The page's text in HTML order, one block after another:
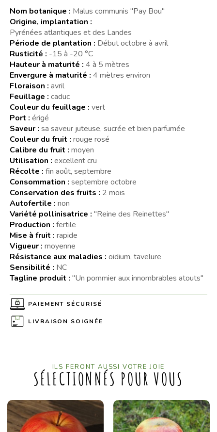
Nom botanique : Malus communis "Pay Bou"
Origine, implantation :
Pyrénées atlantiques et des Landes
Période de plantation : Début octobre à avril
Rusticité : -15 à -20 °C
Hauteur à maturité : 4 à 5 mètres
Envergure à maturité : 4 mètres environ
Floraison : avril
Feuillage : caduc
Couleur du feuillage : vert
Port : érigé
Saveur : sa saveur juteuse, sucrée et bien parfumée
Couleur du fruit : rouge rosé
Calibre du fruit : moyen
Utilisation : excellent cru
Récolte : fin août, septembre
Consommation : septembre octobre
Conservation des fruits : 2 mois
Autofertile : non
Variété pollinisatrice : "Reine des Reinettes"
Production : fertile
Mise à fruit : rapide
Vigueur : moyenne
Résistance aux maladies : oidium, tavelure
Sensibilité : NC
Tagline produit : "Un pommier aux innombrables atouts"
PAIEMENT SÉCURISÉ
LIVRAISON SOIGNÉE
ILS FERONT AUSSI VOTRE JOIE
SÉLECTIONNÉS POUR VOUS